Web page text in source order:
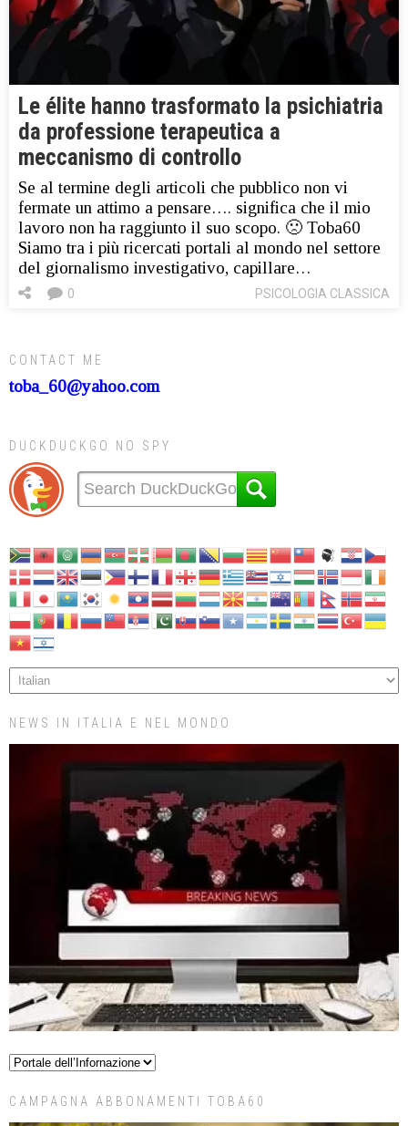
Le élite hanno trasformato la psichiatria
da professione terapeutica a
meccanismo di controllo
Se al termine degli articoli che pubblico non vi
fermate un attimo a pensare…. significa che il mio
lavoro non ha raggiunto il suo scopo. 🙁 Toba60
Siamo tra i più ricercati portali al mondo nel settore
del giornalismo investigativo, capillare…
PSICOLOGIA CLASSICA
0
CONTACT ME
toba_60@yahoo.com
DUCKDUCKGO NO SPY
NEWS IN ITALIA E NEL MONDO
CAMPAGNA ABBONAMENTI TOBA60